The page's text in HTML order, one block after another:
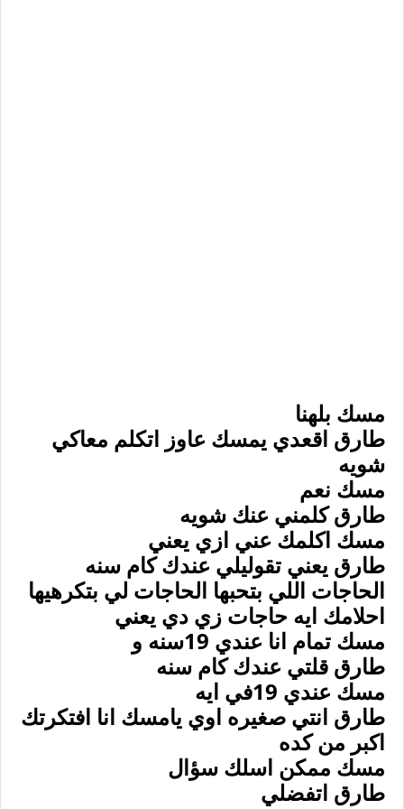
مسك بلهنا
طارق اقعدي يمسك عاوز اتكلم معاكي
شويه
مسك نعم
طارق كلمني عنك شويه
مسك اكلمك عني ازي يعني
طارق يعني تقوليلي عندك كام سنه
الحاجات اللي بتحبها الحاجات لي بتكرهيها
احلامك ايه حاجات زي دي يعني
مسك تمام انا عندي 19سنه و
طارق قلتي عندك كام سنه
مسك عندي 19في ايه
طارق انتي صغيره اوي يامسك انا افتكرتك
اكبر من كده
مسك ممكن اسلك سؤال
طارق اتفضلي